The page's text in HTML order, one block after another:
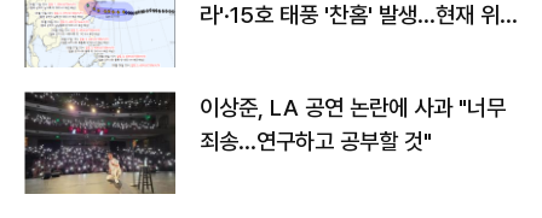
라'·15호 태풍 '찬홈' 발생…현재 위
이상준, LA 공연 논란에 사과 "너무
죄송…연구하고 공부할 것"